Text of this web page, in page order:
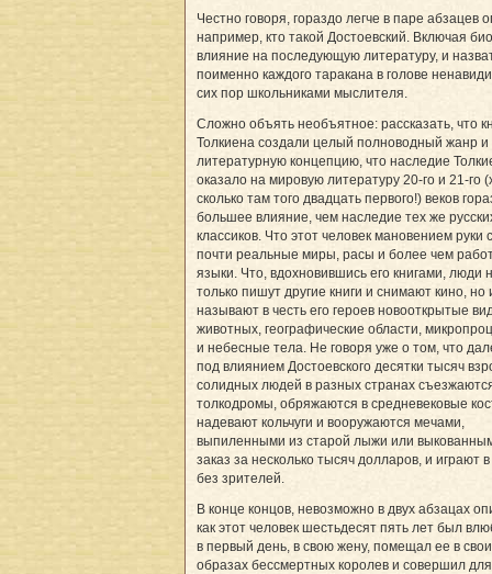
Честно говоря, гораздо легче в паре абзацев
например, кто такой Достоевский. Включая
влияние на последующую литературу, и
поименно каждого таракана в голове
сих пор школьниками мыслителя.
Сложно объять необъятное: рассказать, что
Толкиена создали целый полноводный жанр и
литературную концепцию, что наследие
оказало на мировую литературу 20-го и 21-го
сколько там того двадцать первого!) веков
большее влияние, чем наследие тех же
классиков. Что этот человек мановением руки
почти реальные миры, расы и более чем
языки. Что, вдохновившись его книгами, люди
только пишут другие книги и снимают кино, но
называют в честь его героев новооткрытые
животных, географические области,
и небесные тела. Не говоря уже о том, что
под влиянием Достоевского десятки тысяч
солидных людей в разных странах
толкодромы, обряжаются в средневековые
надевают кольчуги и вооружаются мечами,
выпиленными из старой лыжи или
заказ за несколько тысяч долларов, и играют
без зрителей.
В конце концов, невозможно в двух абзацах
как этот человек шестьдесят пять лет был
в первый день, в свою жену, помещал ее в свои
образах бессмертных королев и совершил